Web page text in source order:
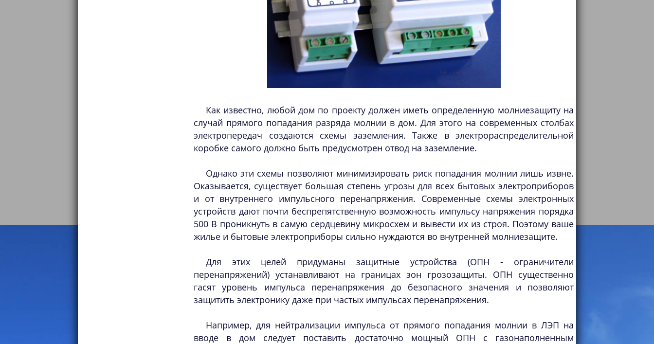
Как известно, любой дом по проекту должен иметь определенную молниезащиту на
случай прямого попадания разряда молнии в дом. Для этого на современных столбах
электропередач создаются схемы заземления. Также в электрораспределительной
коробке самого должно быть предусмотрен отвод на заземление.
Однако эти схемы позволяют минимизировать риск попадания молнии лишь извне.
Оказывается, существует большая степень угрозы для всех бытовых электроприборов
и от внутреннего импульсного перенапряжения. Современные схемы электронных
устройств дают почти беспрепятственную возможность импульсу напряжения порядка
500 В проникнуть в самую сердцевину микросхем и вывести их из строя. Поэтому ваше
жилье и бытовые электроприборы сильно нуждаются во внутренней молниезащите.
Для этих целей придуманы защитные устройства (ОПН - ограничители
перенапряжений) устанавливают на границах зон грозозащиты. ОПН существенно
гасят уровень импульса перенапряжения до безопасного значения и позволяют
защитить электронику даже при частых импульсах перенапряжения.
Например, для нейтрализации импульса от прямого попадания молнии в ЛЭП на
вводе в дом следует поставить достаточно мощный ОПН с газонаполненным